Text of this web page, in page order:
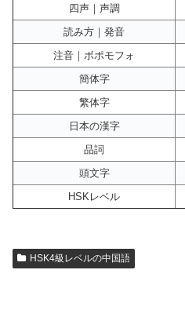
四声｜声調
読み方｜発音
注音｜ボポモフォ
簡体字
繁体字
日本の漢字
品詞
頭文字
HSKレベル
HSK4級レベルの中国語